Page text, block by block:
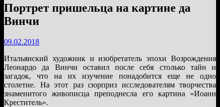
Портрет пришельца на картине да
Винчи
09.02.2018
Итальянский художник и изобретатель эпохи Возрождения
Леонардо да Винчи оставил после себя столько тайн и
загадок, что на их изучение понадобится еще не одно
столетие. На этот раз сюрприз исследователям творчества
знаменитого живописца преподнесла его картина «Иоанн
Креститель».